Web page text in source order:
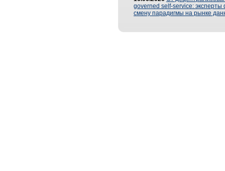
governed self-service: эксперты
смену парадигмы на рынке